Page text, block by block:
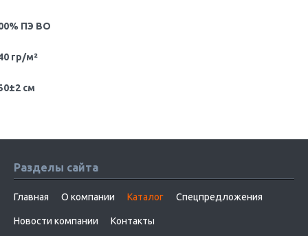
ПЭ ВО
гр/м²
см
Разделы сайта
Главная О компании Каталог Спецпредложения
Новости компании Контакты